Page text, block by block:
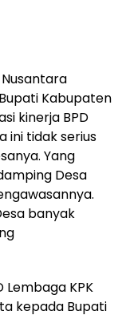
Nusantara
Kabupaten
kinerja BPD
ini tidak serius
Yang
Desa
banyak
Lembaga KPK
kepada Bupati